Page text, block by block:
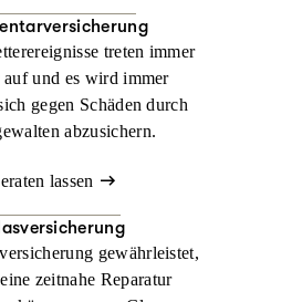
treten immer
auf und es wird immer
gegen Schäden durch
abzusichern.
lassen
gewährleistet,
zeitnahe Reparatur